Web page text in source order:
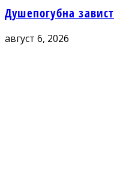
Душепогубна завист
август 6, 2026